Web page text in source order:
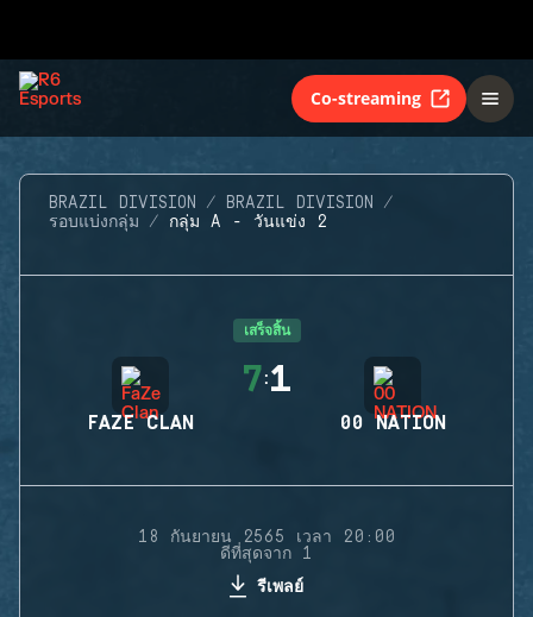
Co-streaming
BRAZIL DIVISION
BRAZIL DIVISION
รอบแบ่งกลุ่ม
กลุ่ม A - วันแข่ง 2
เสร็จสิ้น
FAZE CLAN
7:1
00 NATION
18 กันยายน 2565 เวลา 20:00
ดีที่สุดจาก 1
รีเพลย์